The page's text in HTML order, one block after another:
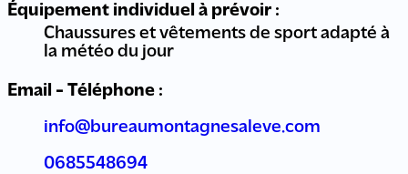
Équipement individuel à prévoir :
Chaussures et vêtements de sport adapté à
la météo du jour
Email - Téléphone :
info@bureaumontagnesaleve.com
0685548694